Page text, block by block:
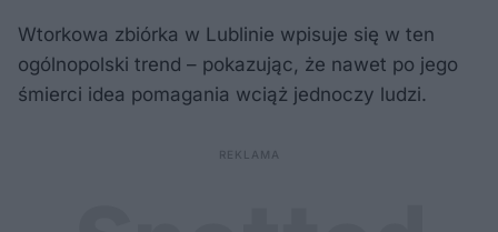
Wtorkowa zbiórka w Lublinie wpisuje się w ten
ogólnopolski trend – pokazując, że nawet po jego
śmierci idea pomagania wciąż jednoczy ludzi.